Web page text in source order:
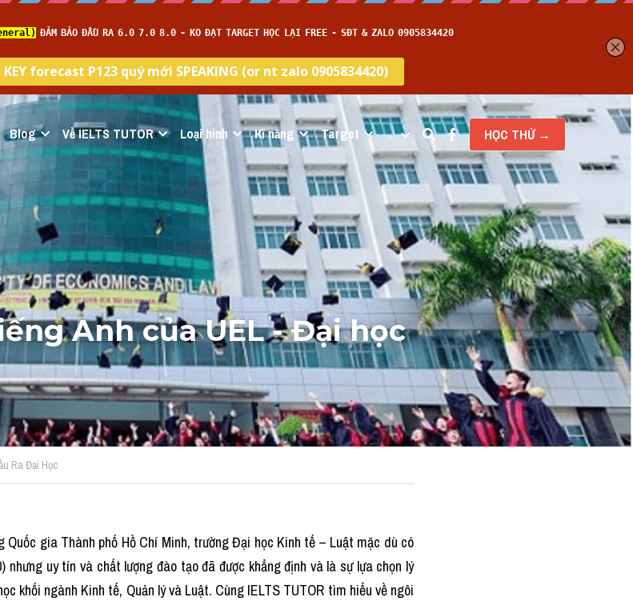
Blog Về IELTS TUTOR Loại hình Kĩ năng Target … HỌC THỬ →
Anh của UEL - Đại học
Ra Đại Học
gia Thành phố Hồ Chí Minh, trường Đại học Kinh tế – Luật mặc dù có
nhưng uy tín và chất lượng đào tạo đã được khẳng định và là sự lựa chọn lý
khối ngành Kinh tế, Quản lý và Luật. Cùng IELTS TUTOR tìm hiểu về ngôi